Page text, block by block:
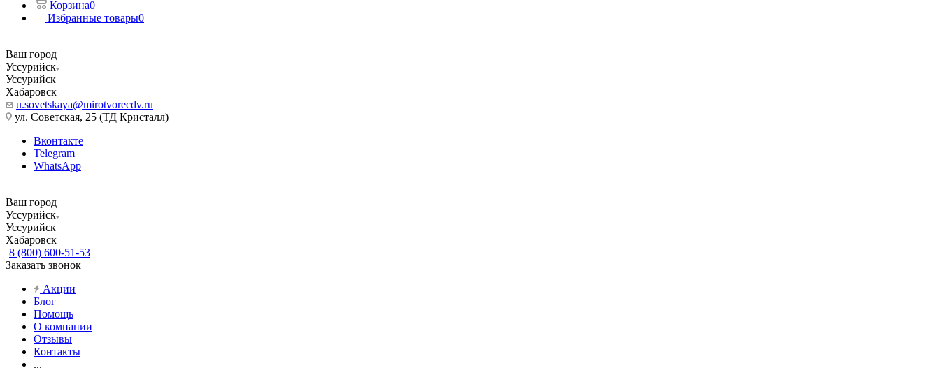
Корзина0
Избранные товары0
Ваш город
Уссурийск
Уссурийск
Хабаровск
u.sovetskaya@mirotvorecdv.ru
ул. Советская, 25 (ТД Кристалл)
Вконтакте
Telegram
WhatsApp
Ваш город
Уссурийск
Уссурийск
Хабаровск
8 (800) 600-51-53
Заказать звонок
Акции
Блог
Помощь
О компании
Отзывы
Контакты
...